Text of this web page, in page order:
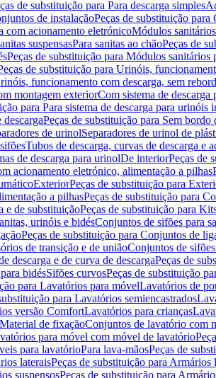
de substituição para Para descarga simples
de instalaçãoPeças de substituição
com acionamento eletrónicoMódulos
suspensasPara sanitas ao chãoPeças de
Peças de substituição para Módulos sanitários
de substituição para Urinóis,
funcionamento com descarga, sem
montagem exteriorCom sistema de
para Para sistema de descarga para urinóis
descargaPeças de substituição para Sem bordo
de urinolSeparadores de urinol de
Tubos de descarga, curvas de descarga e
de descarga para urinolDe interiorPeças de
acionamento eletrónico, alimentação a pilhas
ExteriorPeças de substituição para
a pilhasPeças de substituição para
e de substituiçãoPeças de substituição para
urinóis e bidésConjuntos de sifões para
Peças de substituição para Conjuntos de
de transição e de uniãoConjuntos de
descarga e de curva de descargaPeças de
bidésSifões curvosPeças de substituição
para Lavatórios para móvelLavatórios de
para Lavatórios semiencastrados
versão ComfortLavatórios para crianças
Material de fixaçãoConjuntos de lavatório com
para móvel com móvel de lavatório
para lavatórioPara lava-mãosPeças de
lateraisPeças de substituição para Armários
suspensosPeças de substituição para